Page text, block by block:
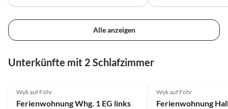
Alle anzeigen
Unterkünfte mit 2 Schlafzimmer
Wyk auf Föhr
Ferienwohnung Whg. 1 EG links
Wyk auf Föhr
Ferienwohnung